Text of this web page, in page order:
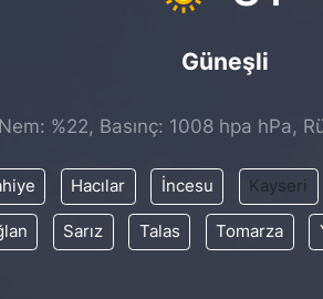
Güneşli
Nem: %22, Basınç: 1008 hpa hPa,
Hacılar İncesu Kayseri
Sarız Talas Tomarza